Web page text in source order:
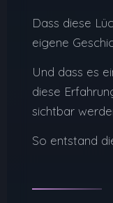
Dass diese
eigene
Und dass es
diese
sichtbar
So entstand